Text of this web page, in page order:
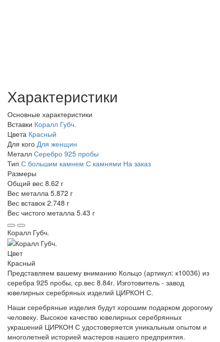
Характеристики
Основные характеристики
Вставки Коралл Губч.
Цвета Красный
Для кого Для женщин
Металл Серебро 925 пробы
Тип С большим камнем С камнями На заказ
Размеры
Общий вес 8.62 г
Вес металла 5.872 г
Вес вставок 2.748 г
Вес чистого металла 5.43 г
Коралл Губч.
Цвет
Красный
Представляем вашему вниманию Кольцо (артикул: к10036) из
серебра 925 пробы, ср.вес 8.84г. Изготовитель - завод
ювелирных серебряных изделий ЦИРКОН С.
Наши серебряные изделия будут хорошим подарком дорогому
человеку. Высокое качество ювелирных серебрянных
украшений ЦИРКОН С удостоверяется уникальным опытом и
многолетней историей мастеров нашего предприятия.